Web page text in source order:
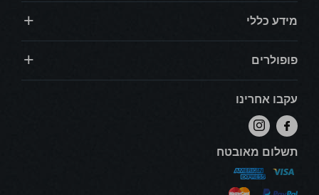
מידע כללי
פופולרים
עקבו אחרינו
תשלום מאובטח